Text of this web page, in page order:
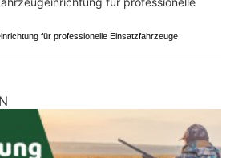
für professionelle Einsatzfahrzeuge